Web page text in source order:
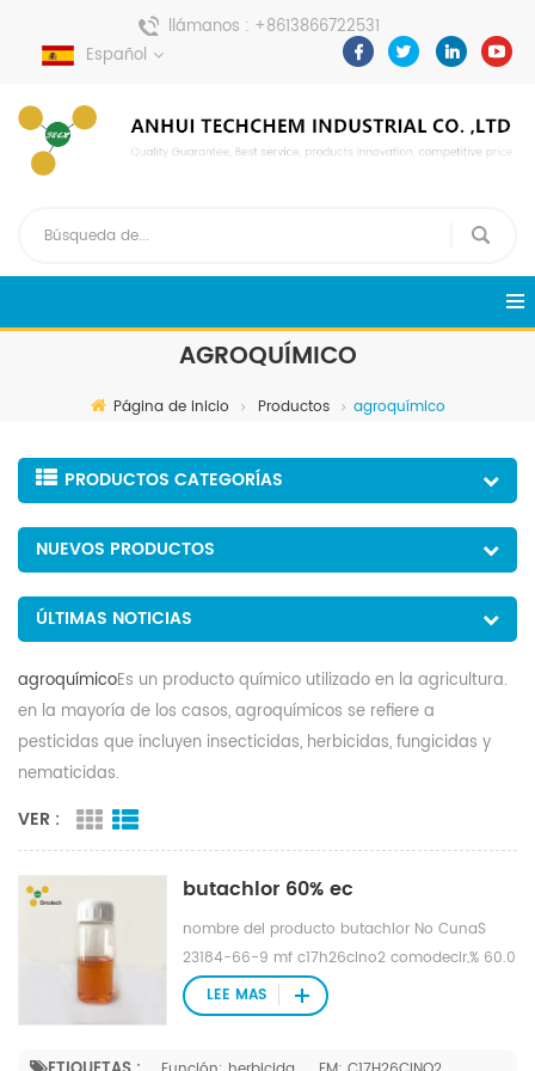
llámanos : +8613866722531
enviar un mensaje :
pweiping@techemi.com
Español
AGROQUÍMICO
Página de inicio Productos agroquímico
PRODUCTOS CATEGORÍAS
NUEVOS PRODUCTOS
ÚLTIMAS NOTICIAS
agroquímicoEs un producto químico utilizado en la agricultura.
en la mayoría de los casos, agroquímicos se refiere a
pesticidas que incluyen insecticidas, herbicidas, fungicidas y
nematicidas.
VER :
butachlor 60% ec
nombre del producto butachlor No CunaS
23184-66-9 mf c17h26clno2 comodecir,% 60.0
min ser Se utiliza en pre-emergencia para el
control de pastos anuales y ciertos Hierbas de
LEE MAS